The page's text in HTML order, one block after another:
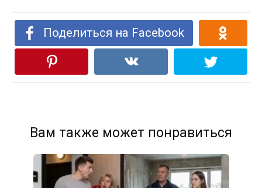
Поделиться на Facebook
Вам также может понравиться